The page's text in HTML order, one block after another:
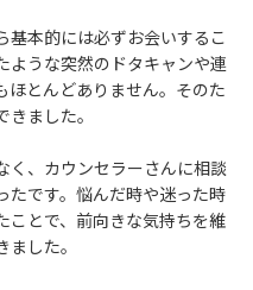
基本的には必ずお会いするこ
ような突然のドタキャンや連
ほとんどありません。そのた
ました。
く、カウンセラーさんに相談
たです。悩んだ時や迷った時
ことで、前向きな気持ちを維
した。